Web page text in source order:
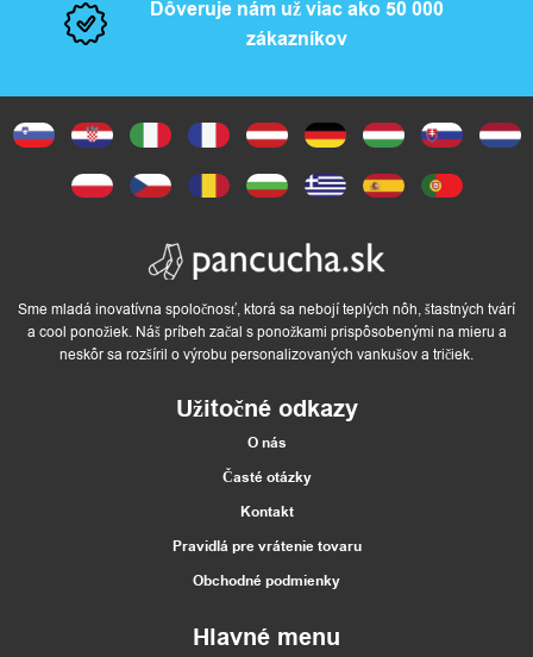
Dôveruje nám už viac ako 50 000
zákazníkov
Sme mladá inovatívna spoločnosť, ktorá sa nebojí teplých nôh, štastných tvárí
a cool ponožiek. Náš príbeh začal s ponožkami prispôsobenými na mieru a
neskôr sa rozšíril o výrobu personalizovaných vankušov a tričiek.
Užitočné odkazy
O nás
Časté otázky
Kontakt
Pravidlá pre vrátenie tovaru
Obchodné podmienky
Hlavné menu